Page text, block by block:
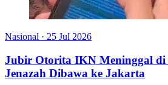
Nasional · 25 Jul 2026
Jubir Otorita IKN Meninggal di
Jenazah Dibawa ke Jakarta